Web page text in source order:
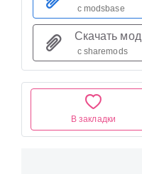
В закладки
с modsbase
Скачать
с sharemods